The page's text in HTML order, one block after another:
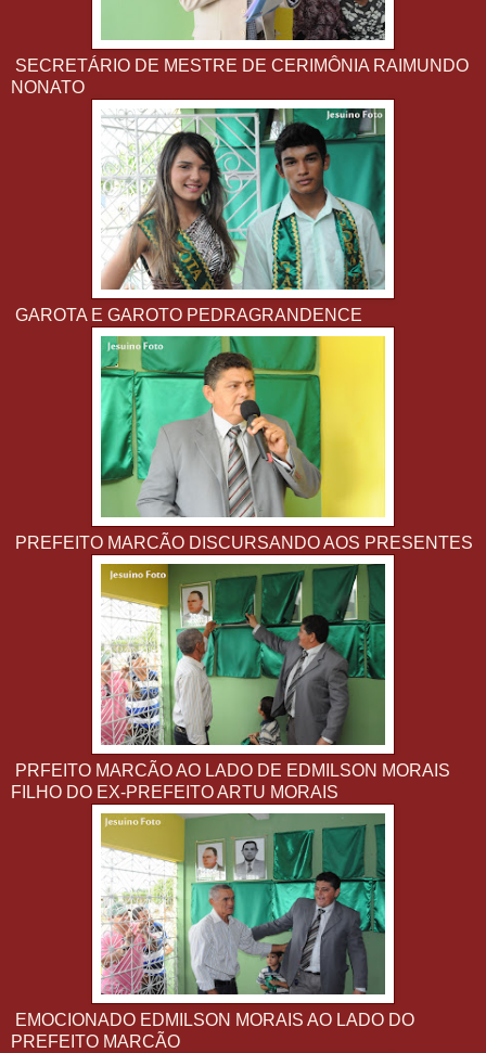
SECRETÁRIO DE MESTRE DE CERIMÔNIA RAIMUNDO
NONATO
GAROTA E GAROTO PEDRAGRANDENCE
PREFEITO MARCÃO DISCURSANDO AOS PRESENTES
PRFEITO MARCÃO AO LADO DE EDMILSON MORAIS
FILHO DO EX-PREFEITO ARTU MORAIS
EMOCIONADO EDMILSON MORAIS AO LADO DO
PREFEITO MARCÃO